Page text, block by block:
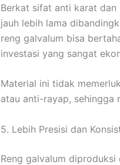
Berkat sifat anti karat dan
jauh lebih lama
reng galvalum bisa
investasi yang sangat
Material ini tidak
atau anti-rayap, sehingga
5. Lebih Presisi dan
Reng galvalum diproduksi